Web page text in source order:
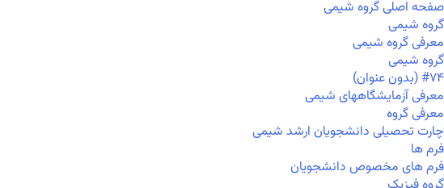
صفحه اصلی گروه شیمی
گروه شیمی
معرفی گروه شیمی
گروه شیمی
#۷۴ (بدون عنوان)
معرفی آزمایشگاههای شیمی
معرفی گروه
چارت تحصیلی دانشجویان ارشد شیمی
فرم ها
فرم های مخصوص دانشجویان